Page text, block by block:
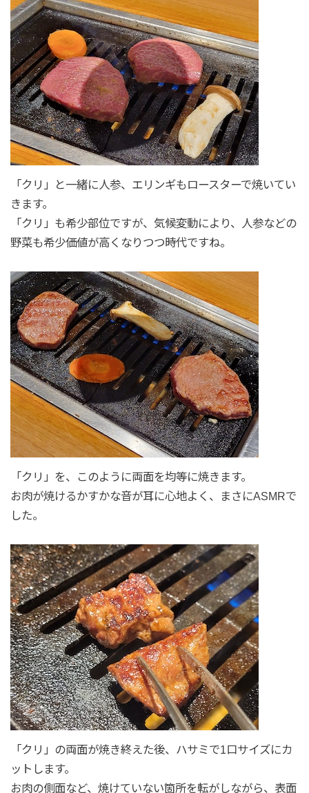
「クリ」と一緒に人参、エリンギもロースターで焼いてい
きます。
「クリ」も希少部位ですが、気候変動により、人参などの
野菜も希少価値が高くなりつつ時代ですね。
「クリ」を、このように両面を均等に焼きます。
お肉が焼けるかすかな音が耳に心地よく、まさにASMRで
した。
「クリ」の両面が焼き終えた後、ハサミで1口サイズにカ
ットします。
お肉の側面など、焼けていない箇所を転がしながら、表面